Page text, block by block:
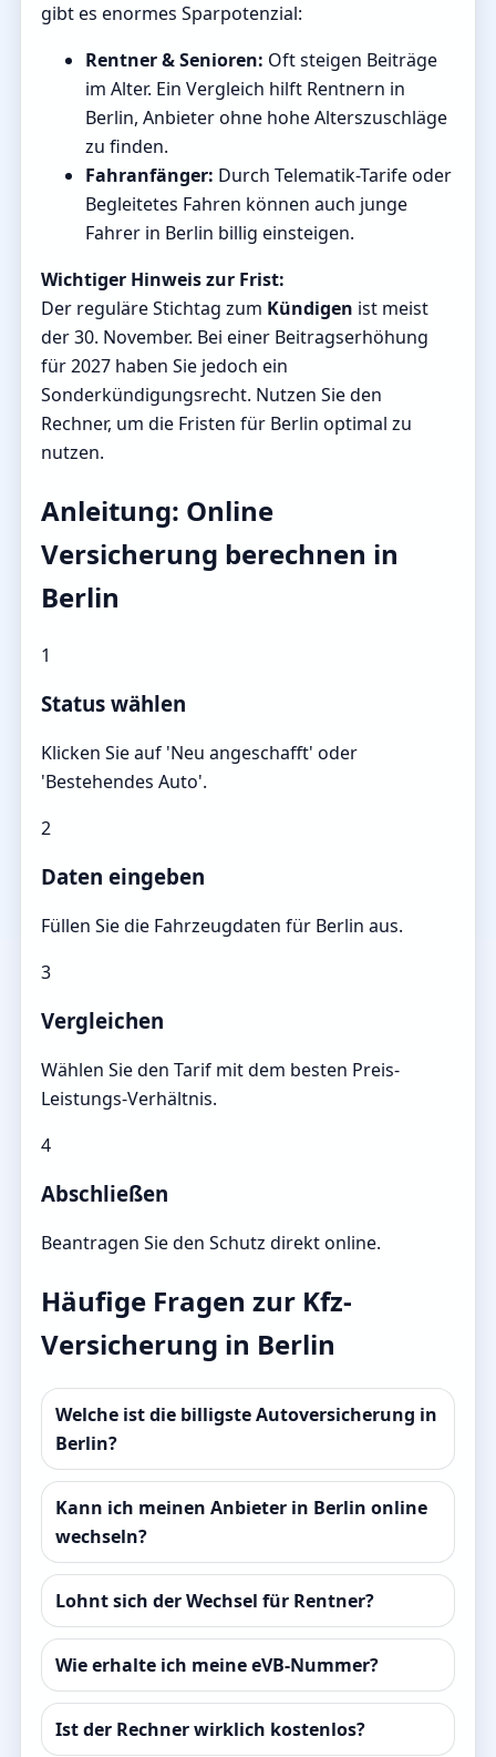
gibt es enormes Sparpotenzial:
Rentner & Senioren: Oft steigen Beiträge
im Alter. Ein Vergleich hilft Rentnern in
Berlin, Anbieter ohne hohe Alterszuschläge
zu finden.
Fahranfänger: Durch Telematik-Tarife oder
Begleitetes Fahren können auch junge
Fahrer in Berlin billig einsteigen.
Wichtiger Hinweis zur Frist:
Der reguläre Stichtag zum Kündigen ist meist
der 30. November. Bei einer Beitragserhöhung
für 2027 haben Sie jedoch ein
Sonderkündigungsrecht. Nutzen Sie den
Rechner, um die Fristen für Berlin optimal zu
nutzen.
Anleitung: Online
Versicherung berechnen in
Berlin
1
Status wählen
Klicken Sie auf 'Neu angeschafft' oder
'Bestehendes Auto'.
2
Daten eingeben
Füllen Sie die Fahrzeugdaten für Berlin aus.
3
Vergleichen
Wählen Sie den Tarif mit dem besten Preis-
Leistungs-Verhältnis.
4
Abschließen
Beantragen Sie den Schutz direkt online.
Häufige Fragen zur Kfz-
Versicherung in Berlin
Welche ist die billigste Autoversicherung in
Berlin?
Kann ich meinen Anbieter in Berlin online
wechseln?
Lohnt sich der Wechsel für Rentner?
Wie erhalte ich meine eVB-Nummer?
Ist der Rechner wirklich kostenlos?